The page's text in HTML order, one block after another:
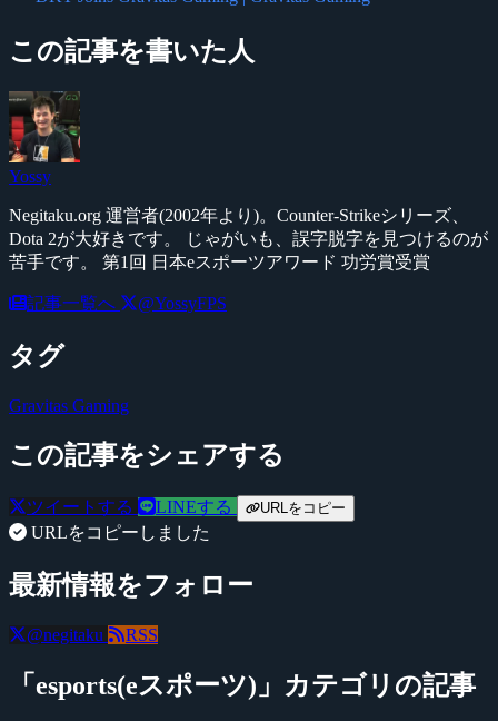
この記事を書いた人
Yossy
Negitaku.org 運営者(2002年より)。Counter-Strikeシリーズ、
Dota 2が大好きです。 じゃがいも、誤字脱字を見つけるのが
苦手です。 第1回 日本eスポーツアワード 功労賞受賞
記事一覧へ @YossyFPS
タグ
Gravitas Gaming
この記事をシェアする
ツイートする LINEする URLをコピー
URLをコピーしました
最新情報をフォロー
@negitaku RSS
「esports(eスポーツ)」カテゴリの記事